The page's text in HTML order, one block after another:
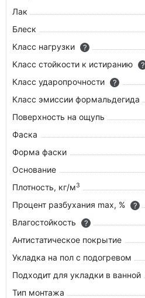
Лак
Блеск
Класс нагрузки
?
Класс стойкости к истиранию
?
Класс ударопрочности
?
Класс эмиссии формальдегида
Поверхность на ощупь
Фаска
Форма фаски
Основание
Плотность, кг/м3
Процент разбухания max, %
?
Влагостойкость
?
Антистатическое покрытие
Укладка на пол c подогревом
Подходит для укладки в ванной
Тип монтажа